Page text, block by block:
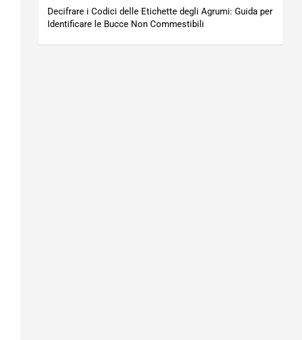
Decifrare i Codici delle Etichette degli Agrumi: Guida per
Identificare le Bucce Non Commestibili